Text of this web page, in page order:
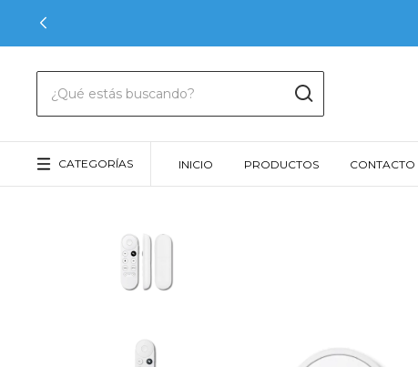
CATEGORÍAS INICIO PRODUCTOS CONTACTO